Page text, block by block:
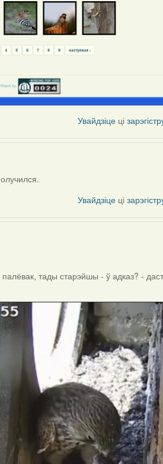
Увайдзіце ці
Увайдзіце ці
тады старэйшы - ў адказ? -